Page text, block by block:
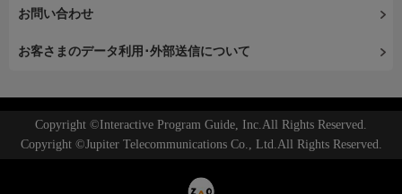
お問い合わせ
お客さまのデータ利用･外部送信について
Copyright ©Interactive Program Guide, Inc.All Rights Reserved.
Copyright ©Jupiter Telecommunications Co., Ltd.All Rights Reserved.